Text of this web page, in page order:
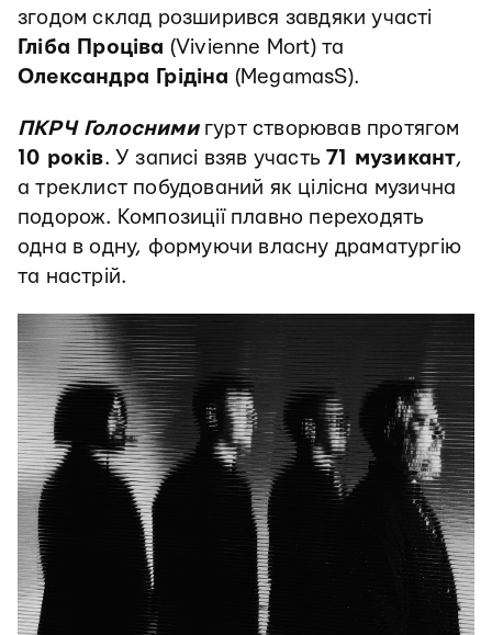
згодом склад розширився завдяки участі
Гліба Проціва (Vivienne Mort) та
Олександра Грідіна (MegamasS).
ПКРЧ Голоснимигурт створював протягом
10 років. У записі взяв участь71 музикант,
а треклист побудований як цілісна музична
подорож. Композиції плавно переходять
одна в одну, формуючи власну драматургію
та настрій.